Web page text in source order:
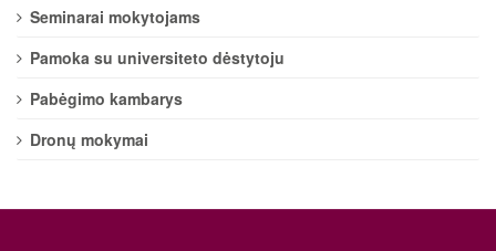
Seminarai mokytojams
Pamoka su universiteto dėstytoju
Pabėgimo kambarys
Dronų mokymai